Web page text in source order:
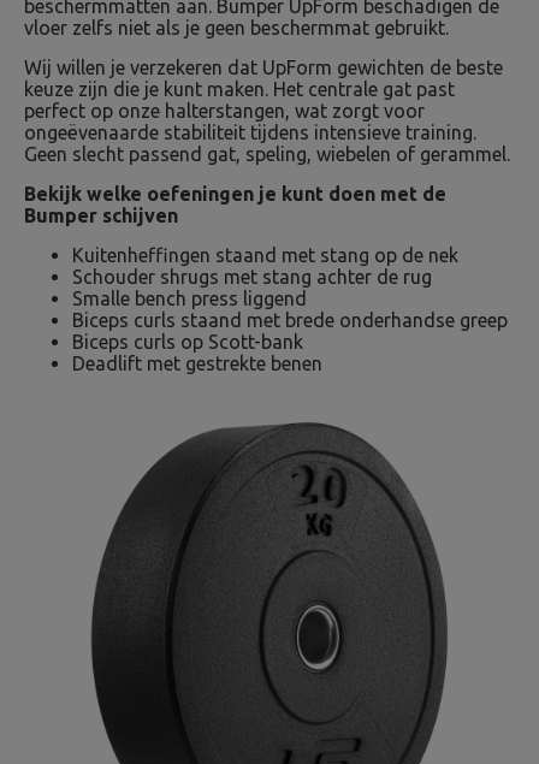
beschermmatten aan. Bumper UpForm beschadigen de
vloer zelfs niet als je geen beschermmat gebruikt.
Wij willen je verzekeren dat UpForm gewichten de beste
keuze zijn die je kunt maken. Het centrale gat past
perfect op onze halterstangen, wat zorgt voor
ongeëvenaarde stabiliteit tijdens intensieve training.
Geen slecht passend gat, speling, wiebelen of gerammel.
Bekijk welke oefeningen je kunt doen met de
Bumper schijven
Kuitenheffingen staand met stang op de nek
Schouder shrugs met stang achter de rug
Smalle bench press liggend
Biceps curls staand met brede onderhandse greep
Biceps curls op Scott-bank
Deadlift met gestrekte benen